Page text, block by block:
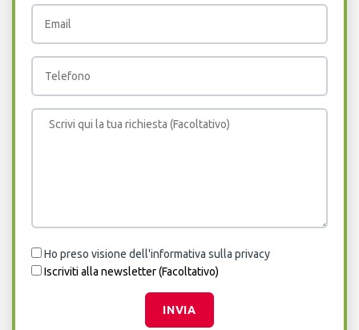
Ho preso visione dell'informativa sulla privacy
Iscriviti alla newsletter (Facoltativo)
INVIA